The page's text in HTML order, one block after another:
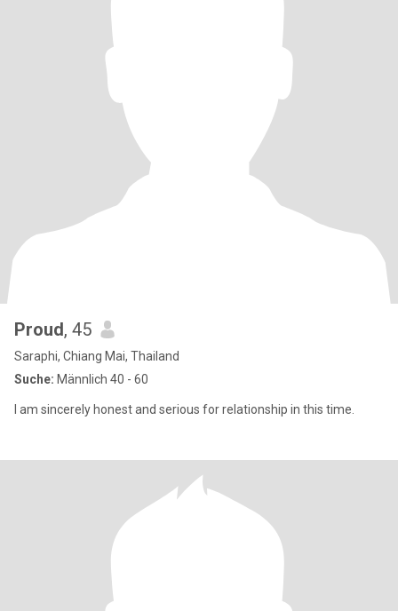
Proud, 45
Saraphi, Chiang Mai, Thailand
Suche: Männlich 40 - 60
I am sincerely honest and serious for relationship in this time.